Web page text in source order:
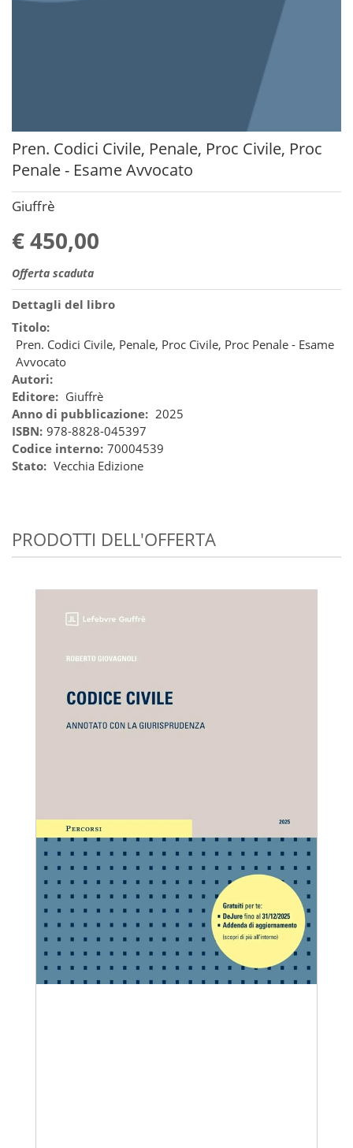
Pren. Codici Civile, Penale, Proc Civile, Proc
Penale - Esame Avvocato
Giuffrè
€ 450,00
Offerta scaduta
Dettagli del libro
Titolo:
Pren. Codici Civile, Penale, Proc Civile, Proc Penale - Esame
Avvocato
Autori:
Editore: Giuffrè
Anno di pubblicazione: 2025
ISBN: 978-8828-045397
Codice interno: 70004539
Stato: Vecchia Edizione
PRODOTTI DELL'OFFERTA